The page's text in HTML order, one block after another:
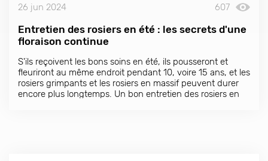
26 jun 2024 607
Entretien des rosiers en été : les secrets d'une
floraison continue
S'ils reçoivent les bons soins en été, ils pousseront et
fleuriront au même endroit pendant 10, voire 15 ans, et les
rosiers grimpants et les rosiers en massif peuvent durer
encore plus longtemps. Un bon entretien des rosiers en